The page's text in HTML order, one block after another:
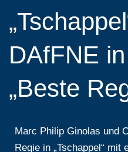
DAfFNE
„Beste
Marc Philip Ginolas und
Regie in „Tschappel“